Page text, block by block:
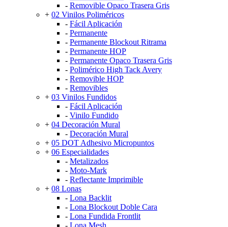
- Removible Opaco Trasera Gris
+ 02 Vinilos Poliméricos
- Fácil Aplicación
- Permanente
- Permanente Blockout Ritrama
- Permanente HOP
- Permanente Opaco Trasera Gris
- Polimérico High Tack Avery
- Removible HOP
- Removibles
+ 03 Vinilos Fundidos
- Fácil Aplicación
- Vinilo Fundido
+ 04 Decoración Mural
- Decoración Mural
+ 05 DOT Adhesivo Micropuntos
+ 06 Especialidades
- Metalizados
- Moto-Mark
- Reflectante Imprimible
+ 08 Lonas
- Lona Backlit
- Lona Blockout Doble Cara
- Lona Fundida Frontlit
- Lona Mesh